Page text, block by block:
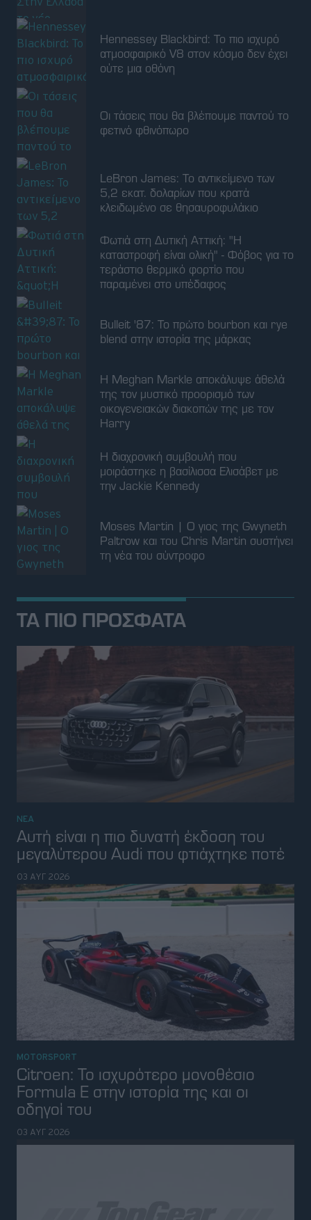
Hennessey Blackbird: Το πιο ισχυρό
ατμοσφαιρικό V8 στον κόσμο δεν έχει
ούτε μια οθόνη
Οι τάσεις που θα βλέπουμε παντού το
φετινό φθινόπωρο
LeBron James: Το αντικείμενο των
5,2 εκατ. δολαρίων που κρατά
κλειδωμένο σε θησαυροφυλάκιο
Φωτιά στη Δυτική Αττική: "Η
καταστροφή είναι ολική" - Φόβος για το
τεράστιο θερμικό φορτίο που
παραμένει στο υπέδαφος
Bulleit '87: Το πρώτο bourbon και rye
blend στην ιστορία της μάρκας
Η Meghan Markle αποκάλυψε άθελά
της τον μυστικό προορισμό των
οικογενειακών διακοπών της με τον
Harry
Η διαχρονική συμβουλή που
μοιράστηκε η βασίλισσα Ελισάβετ με
την Jackie Kennedy
Moses Martin | Ο γιος της Gwyneth
Paltrow και του Chris Martin συστήνει
τη νέα του σύντροφο
ΤΑ ΠΙΟ ΠΡΟΣΦΑΤΑ
ΝΕΑ
Αυτή είναι η πιο δυνατή έκδοση του
μεγαλύτερου Audi που φτιάχτηκε ποτέ
03 ΑΥΓ 2026
MOTORSPORT
Citroen: Το ισχυρότερο μονοθέσιο
Formula E στην ιστορία της και οι
οδηγοί του
03 ΑΥΓ 2026